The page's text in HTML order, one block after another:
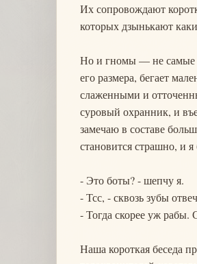
Их сопровождают
которых дзынькают
Но и гномы — не самые
его размера, бегает
слаженными и
суровый охранник, и
замечаю в составе
становится страшно, и
- Это боты? - шепчу я.
- Тсс, - сквозь зубы
- Тогда скорее уж рабы.
Наша короткая беседа